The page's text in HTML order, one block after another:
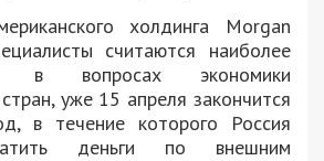
холдинга Morgan
считаются наиболее
в вопросах экономики
уже 15 апреля закончится
в течение которого Россия
деньги по внешним